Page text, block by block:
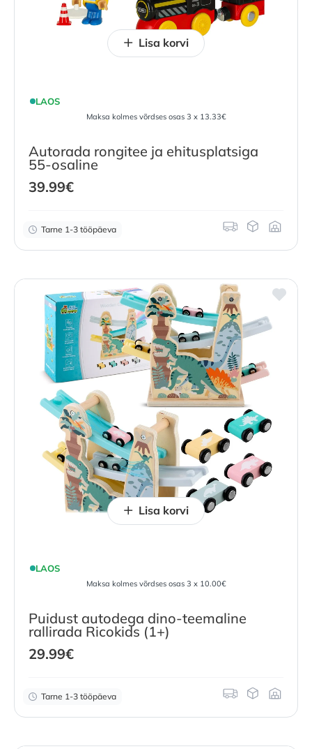
LAOS
Maksa kolmes võrdses osas 3 x 13.33€
Autorada rongitee ja ehitusplatsiga
55-osaline
39.99€
Tarne 1-3 tööpäeva
Lisa korvi
LAOS
Maksa kolmes võrdses osas 3 x 10.00€
Puidust autodega dino-teemaline
rallirada Ricokids (1+)
29.99€
Tarne 1-3 tööpäeva
Lisa korvi